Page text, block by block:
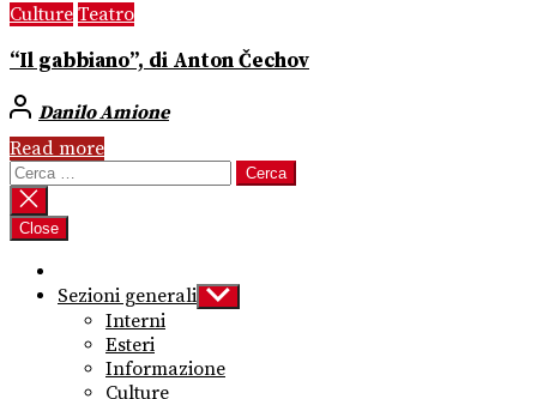
Culture Teatro
“Il gabbiano”, di Anton Čechov
Danilo Amione
Read more
Ricerca
per:
Close
Sezioni generali Show
sub
Interni
Esteri
Informazione
Culture